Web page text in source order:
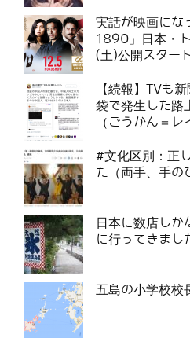
実話が映画にな
1890」日本・
(土)公開スター
【続報】TVも
袋で発生した路
（ごうかん＝レ
#文化区別：正
た（両手、手の
日本に数店しか
に行ってきまし
五島の小学校校